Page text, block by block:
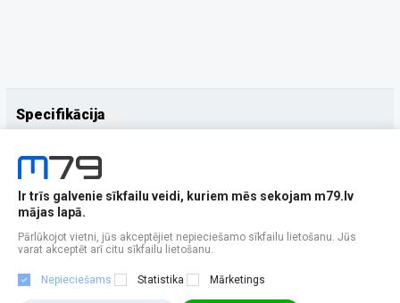
Specifikācija
Papildus
Ir trīs galvenie sīkfailu veidi, kuriem mēs sekojam m79.lv
mājas lapā.
Pārlūkojot vietni, jūs akceptējiet nepieciešamo sīkfailu lietošanu. Jūs
varat akceptēt arī citu sīkfailu lietošanu.
Nepieciešams Statistika Mārketings